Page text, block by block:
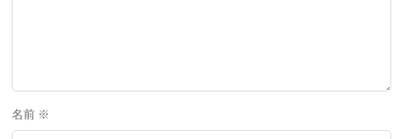
名前 ※